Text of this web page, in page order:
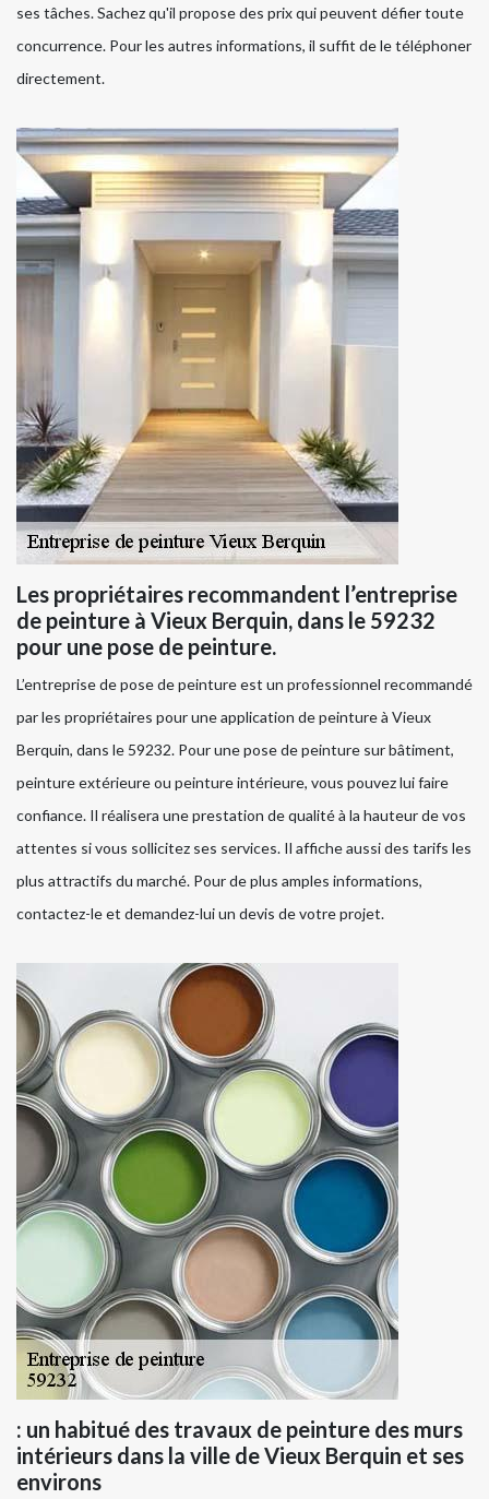
ses tâches. Sachez qu'il propose des prix qui peuvent défier toute
concurrence. Pour les autres informations, il suffit de le téléphoner
directement.
Les propriétaires recommandent l’entreprise
de peinture à Vieux Berquin, dans le 59232
pour une pose de peinture.
L’entreprise de pose de peinture est un professionnel recommandé
par les propriétaires pour une application de peinture à Vieux
Berquin, dans le 59232. Pour une pose de peinture sur bâtiment,
peinture extérieure ou peinture intérieure, vous pouvez lui faire
confiance. Il réalisera une prestation de qualité à la hauteur de vos
attentes si vous sollicitez ses services. Il affiche aussi des tarifs les
plus attractifs du marché. Pour de plus amples informations,
contactez-le et demandez-lui un devis de votre projet.
: un habitué des travaux de peinture des murs
intérieurs dans la ville de Vieux Berquin et ses
environs